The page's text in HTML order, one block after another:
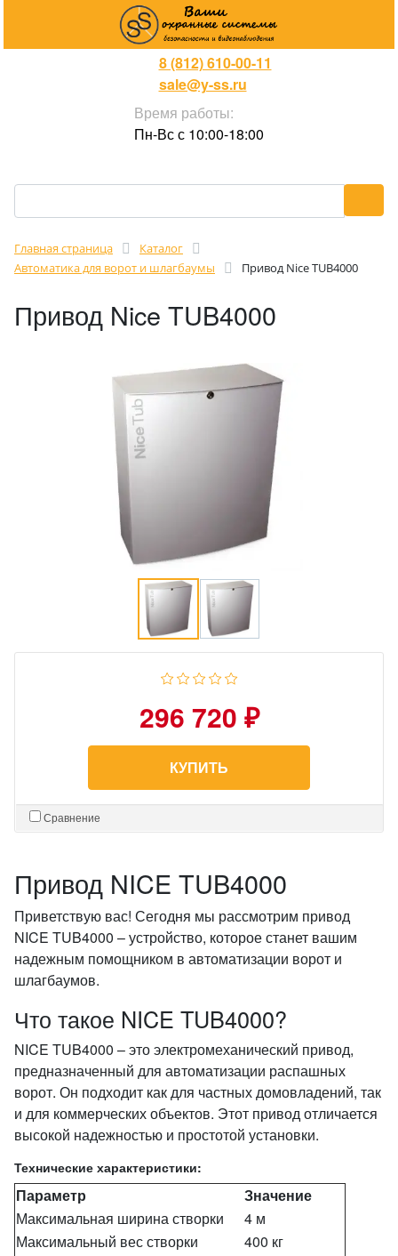
8 (812) 610-00-11
sale@y-ss.ru
Время работы:
Пн-Вс с 10:00-18:00
Главная страница
Каталог
Автоматика для ворот и шлагбаумы
Привод Nice TUB4000
Привод Nice TUB4000
296 720 ₽
КУПИТЬ
Сравнение
Привод NICE TUB4000
Приветствую вас! Сегодня мы рассмотрим привод
NICE TUB4000 – устройство, которое станет вашим
надежным помощником в автоматизации ворот и
шлагбаумов.
Что такое NICE TUB4000?
NICE TUB4000 – это электромеханический привод,
предназначенный для автоматизации распашных
ворот. Он подходит как для частных домовладений, так
и для коммерческих объектов. Этот привод отличается
высокой надежностью и простотой установки.
Технические характеристики:
Параметр
Значение
Максимальная ширина створки
4 м
Максимальный вес створки
400 кг